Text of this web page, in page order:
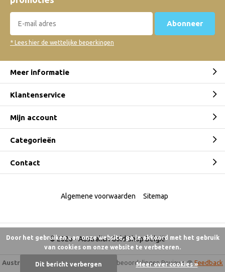
Abonneer
* Lees hier de wettelijke beperkingen
Meer informatie
Klantenservice
Mijn account
Categorieën
Contact
© 2026 -Australian Gold Shop België
Algemene voorwaarden Sitemap
Australian Gold Shop 9,5/10-6.175 beoordelingenReviews @ Feedback
Door het gebruiken van onze website, ga je akkoord met het gebruik
van cookies om onze website te verbeteren.
Dit bericht verbergen Meer over cookies »